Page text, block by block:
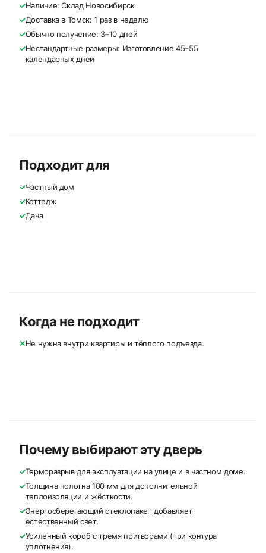
✓Наличие: Склад Новосибирск
✓Доставка в Томск: 1 раз в неделю
✓Обычно получение: 3–10 дней
✓Нестандартные размеры: Изготовление 45–55
календарных дней
Подходит для
✓Частный дом
✓Коттедж
✓Дача
Когда не подходит
✕Не нужна внутри квартиры и тёплого подъезда.
Почему выбирают эту дверь
✓Терморазрыв для эксплуатации на улице и в частном доме.
✓Толщина полотна 100 мм для дополнительной
теплоизоляции и жёсткости.
✓Энергосберегающий стеклопакет добавляет
естественный свет.
✓Усиленный короб с тремя притворами (три контура
уплотнения).